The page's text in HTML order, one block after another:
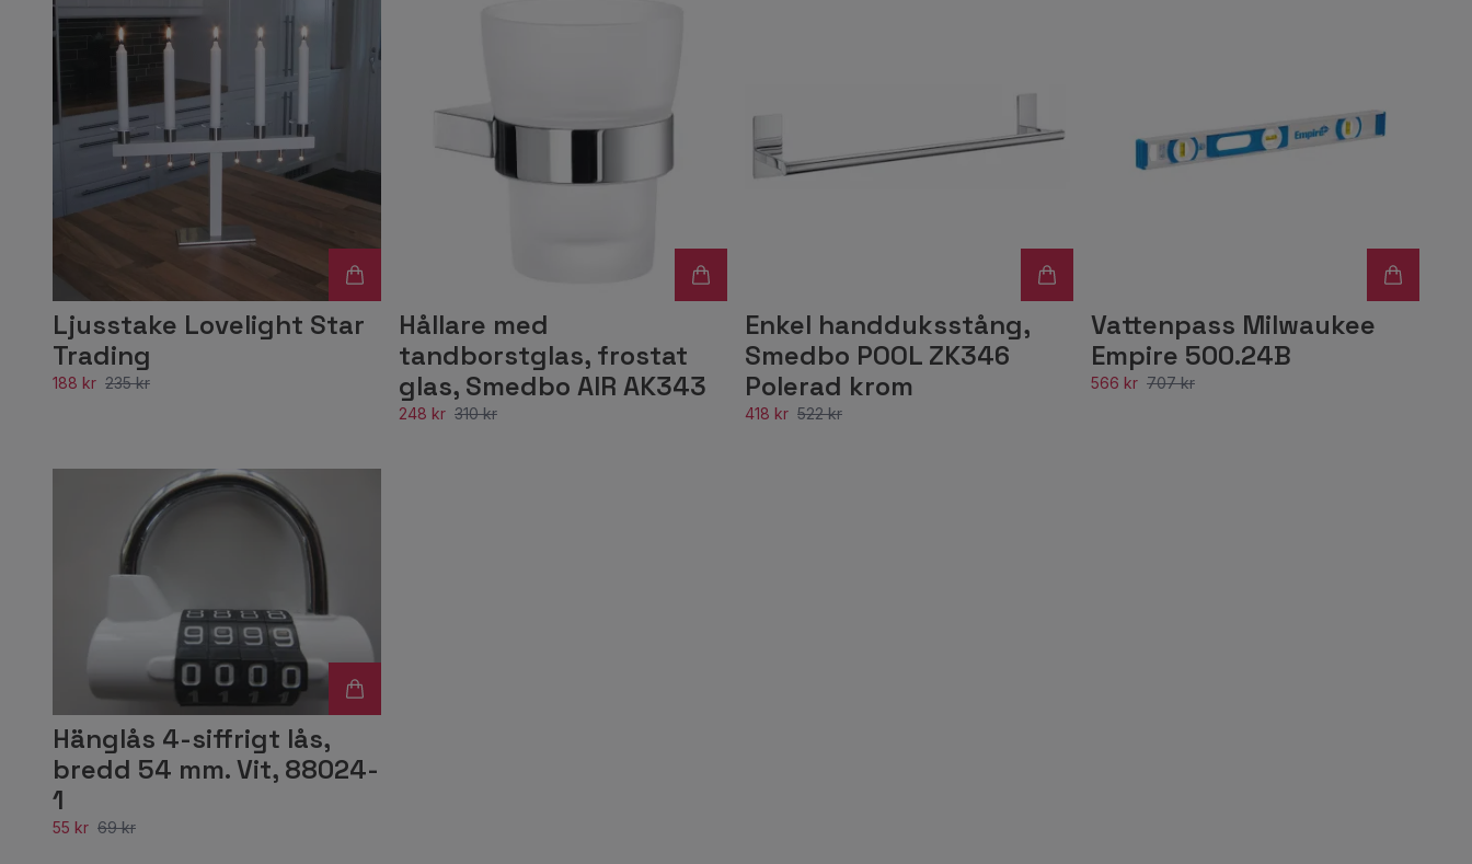
Ljusstake Lovelight Star
Trading
188 kr 235 kr
Hållare med
tandborstglas, frostat
glas, Smedbo AIR AK343
248 kr 310 kr
Enkel handduksstång,
Smedbo POOL ZK346
Polerad krom
418 kr 522 kr
Vattenpass Milwaukee
Empire 500.24B
566 kr 707 kr
Hänglås 4-siffrigt lås,
bredd 54 mm. Vit, 88024-
1
55 kr 69 kr